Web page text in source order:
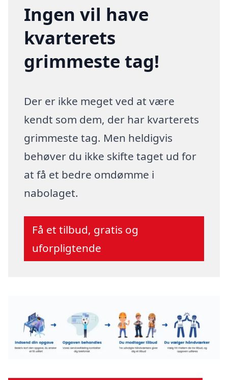
Ingen vil have
kvarterets
grimmeste tag!
Der er ikke meget ved at være
kendt som dem, der har kvarterets
grimmeste tag. Men heldigvis
behøver du ikke skifte taget ud for
at få et bedre omdømme i
nabolaget.
Få et tilbud, gratis og
uforpligtende